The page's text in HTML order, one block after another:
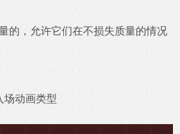
的，允许它们在不损失质量的情况
场动画类型